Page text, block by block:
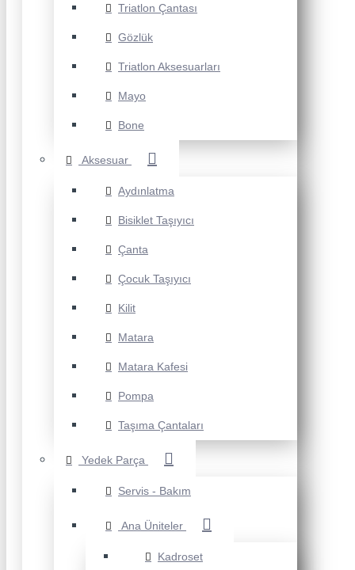
Triatlon Çantası
Gözlük
Triatlon Aksesuarları
Mayo
Bone
Aksesuar
Aydınlatma
Bisiklet Taşıyıcı
Çanta
Çocuk Taşıyıcı
Kilit
Matara
Matara Kafesi
Pompa
Taşıma Çantaları
Yedek Parça
Servis - Bakım
Ana Üniteler
Kadroset